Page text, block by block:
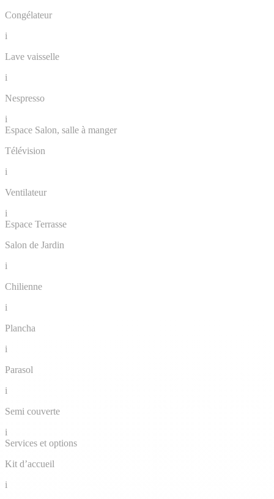
Congélateur
i
Lave vaisselle
i
Nespresso
i
Espace Salon, salle à manger
Télévision
i
Ventilateur
i
Espace Terrasse
Salon de Jardin
i
Chilienne
i
Plancha
i
Parasol
i
Semi couverte
i
Services et options
Kit d’accueil
i